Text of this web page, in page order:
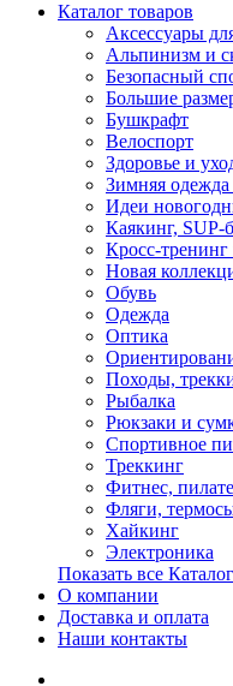
Каталог товаров
Аксессуары
Альпинизм и
Безопасный
Большие
Бушкрафт
Велоспорт
Здоровье и
Зимняя одежда
Идеи
Каякинг, SUP-
Кросс-
Новая
Обувь
Одежда
Оптика
Походы,
Рыбалка
Рюкзаки и
Спортивное
Треккинг
Фитнес,
Фляги,
Хайкинг
Электроника
Показать все
О компании
Доставка и оплата
Наши контакты